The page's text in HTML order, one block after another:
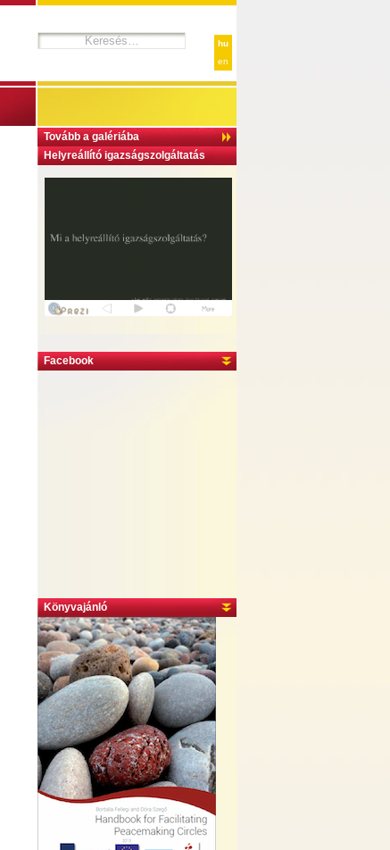
hu
en
Tovább a galériába
Helyreállító igazságszolgáltatás
Facebook
Könyvajánló